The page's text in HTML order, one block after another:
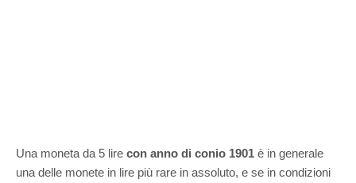
Una moneta da 5 lire con anno di conio 1901 è in generale
una delle monete in lire più rare in assoluto, e se in condizioni